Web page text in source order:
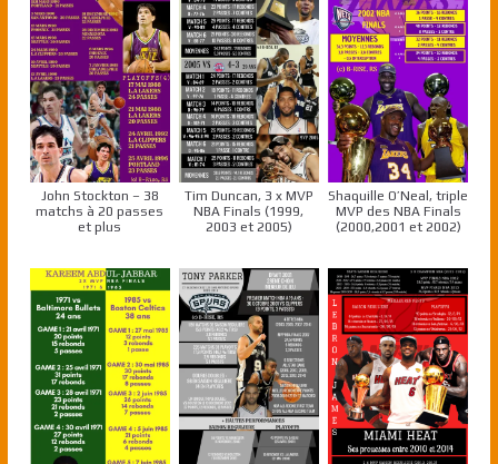
John Stockton – 38
matchs à 20 passes
et plus
Tim Duncan, 3 x MVP
NBA Finals (1999,
2003 et 2005)
Shaquille O’Neal, triple
MVP des NBA Finals
(2000,2001 et 2002)